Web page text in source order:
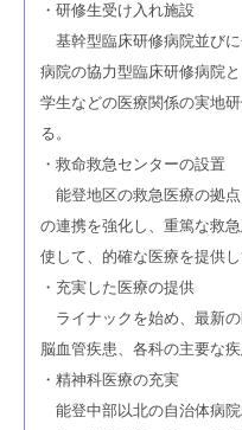
・研修生受け入れ施設
基幹型臨床研修病院並び
病院の協力型臨床研修病院
学生などの医療関係の実地
る。
・救命救急センターの設置
能登地区の救急医療の拠
の連携を強化し、重篤な救
使して、的確な医療を提供し
・充実した医療の提供
ライナックを始め、最新の
脳血管疾患、各科の主要な
・精神科医療の充実
能登中部以北の自治体病